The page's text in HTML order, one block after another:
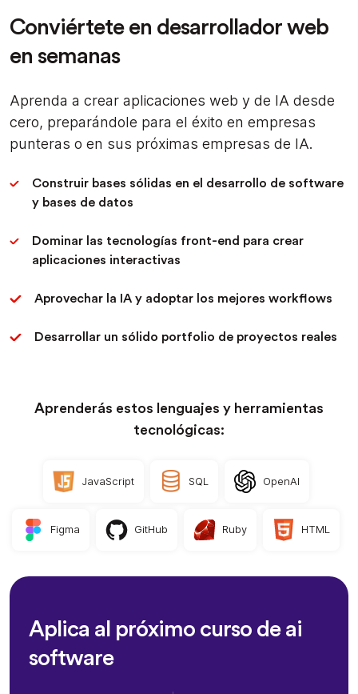
Conviértete en desarrollador web
en semanas
Aprenda a crear aplicaciones web y de IA desde
cero, preparándole para el éxito en empresas
punteras o en sus próximas empresas de IA.
Construir bases sólidas en el desarrollo de software
y bases de datos
Dominar las tecnologías front-end para crear
aplicaciones interactivas
Aprovechar la IA y adoptar los mejores workflows
Desarrollar un sólido portfolio de proyectos reales
Aprenderás estos lenguajes y herramientas
tecnológicas:
JavaScript SQL OpenAI
Figma GitHub Ruby HTML
Aplica al próximo curso de ai
software